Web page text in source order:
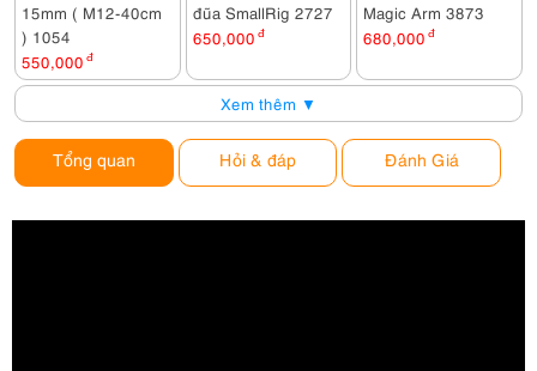
15mm ( M12-40cm
) 1054
550,000 đ
đũa SmallRig 2727
650,000 đ
Magic Arm 3873
680,000 đ
Xem thêm ▼
Tổng quan Hỏi & đáp Đánh Giá